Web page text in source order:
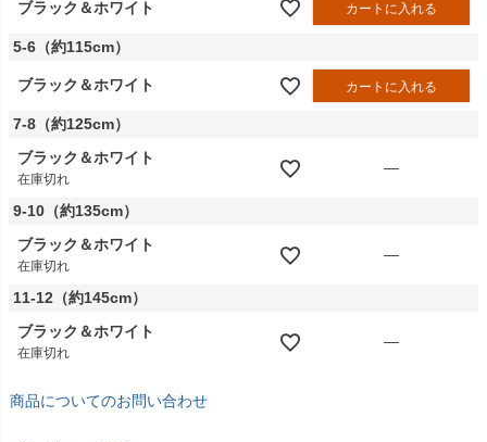
ブラック＆ホワイト カートに入れる
5-6（約115cm）
ブラック＆ホワイト カートに入れる
7-8（約125cm）
ブラック＆ホワイト
在庫切れ
—
9-10（約135cm）
ブラック＆ホワイト
在庫切れ
—
11-12（約145cm）
ブラック＆ホワイト
在庫切れ
—
商品についてのお問い合わせ